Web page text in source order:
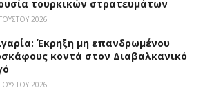
τουρκικών στρατευμάτων
2026
Έκρηξη μη επανδρωμένου
κοντά στον Διαβαλκανικό
2026